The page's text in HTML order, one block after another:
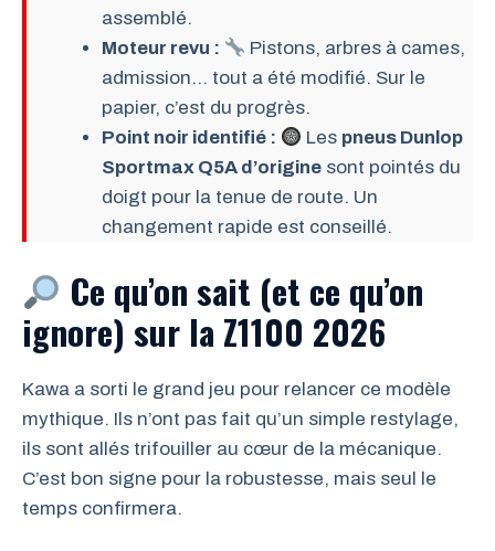
assemblé.
Moteur revu :
Pistons, arbres à cames,
admission… tout a été modifié. Sur le
papier, c’est du progrès.
Point noir identifié :
Les pneus Dunlop
Sportmax Q5A d’origine sont pointés du
doigt pour la tenue de route. Un
changement rapide est conseillé.
Ce qu’on sait (et ce qu’on
ignore) sur la Z1100 2026
Kawa a sorti le grand jeu pour relancer ce modèle
mythique. Ils n’ont pas fait qu’un simple restylage,
ils sont allés trifouiller au cœur de la mécanique.
C’est bon signe pour la robustesse, mais seul le
temps confirmera.